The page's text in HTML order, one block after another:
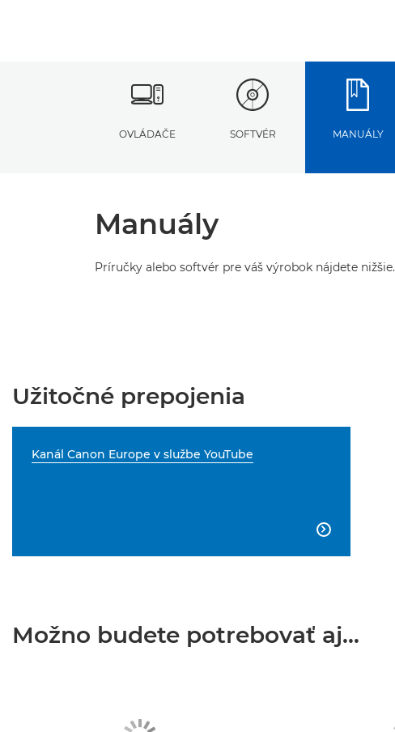
OVLÁDAČE SOFTVÉR MANUÁLY
Manuály
Príručky alebo softvér pre váš výrobok nájdete nižšie.
Užitočné prepojenia
Kanál Canon Europe v službe YouTube

Možno budete potrebovať aj...